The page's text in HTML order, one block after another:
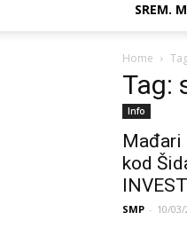
SREM.
Home
Tag:
Info
Mađari
kod
SMP - 10/03/